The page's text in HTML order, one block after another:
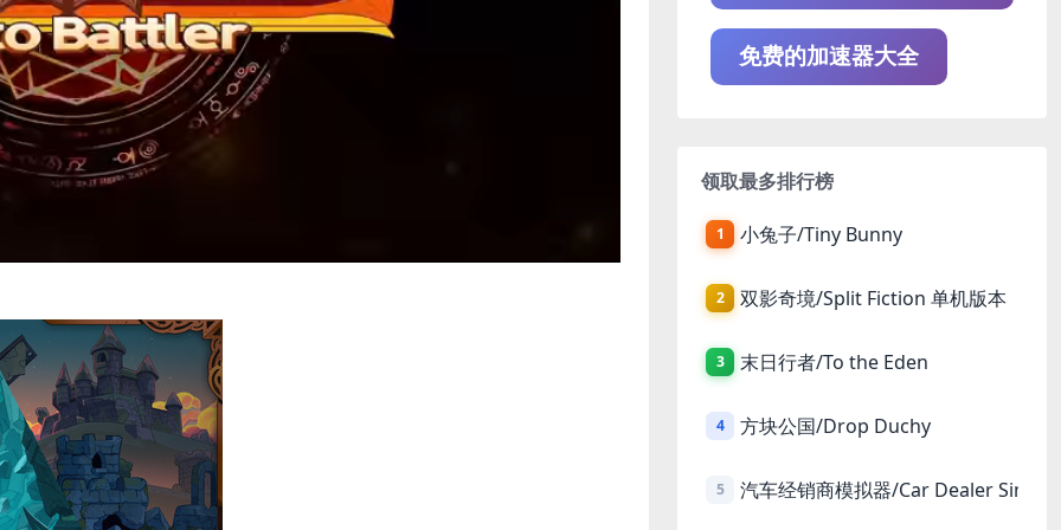
Video
免费的加速器大全
领取最多排行榜
1 小兔子/Tiny Bunny
2 双影奇境/Split Fiction 单机版本
3 末日行者/To the Eden
4 方块公国/Drop Duchy
5 汽车经销商模拟器/Car Dealer